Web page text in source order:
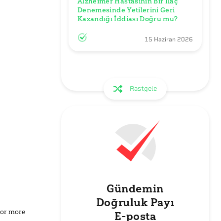
more
Denemesinde Yetilerini Geri
Kazandığı İddiası Doğru mu?
15 Haziran 2026
Rastgele
Gündemin
Doğruluk Payı
E-posta